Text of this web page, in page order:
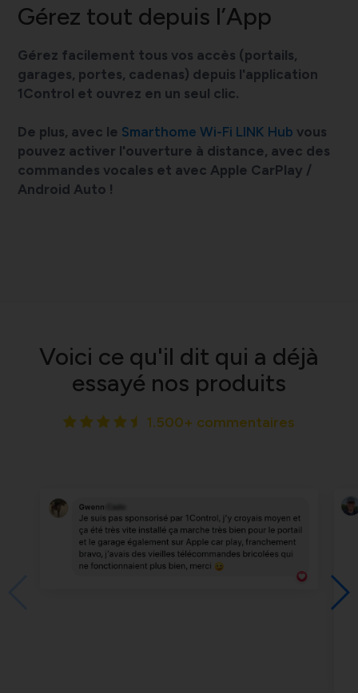
Gérez tout depuis l’App
Gérez facilement tous vos accès (portails,
garages, portes, cadenas) depuis l'application
1Control et ouvrez en un seul clic.
De plus, avec le Smarthome Wi-Fi LINK Hub vous
pouvez activer l'ouverture à distance, avec des
commandes vocales et avec Apple CarPlay /
Android Auto !
Voici ce qu'il dit qui a déjà
essayé nos produits
1.500+ commentaires